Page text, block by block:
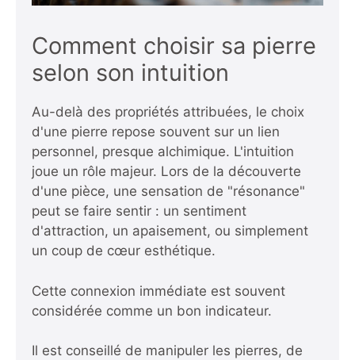
Comment choisir sa pierre
selon son intuition
Au-delà des propriétés attribuées, le choix
d'une pierre repose souvent sur un lien
personnel, presque alchimique. L'intuition
joue un rôle majeur. Lors de la découverte
d'une pièce, une sensation de "résonance"
peut se faire sentir : un sentiment
d'attraction, un apaisement, ou simplement
un coup de cœur esthétique.
Cette connexion immédiate est souvent
considérée comme un bon indicateur.
Il est conseillé de manipuler les pierres, de